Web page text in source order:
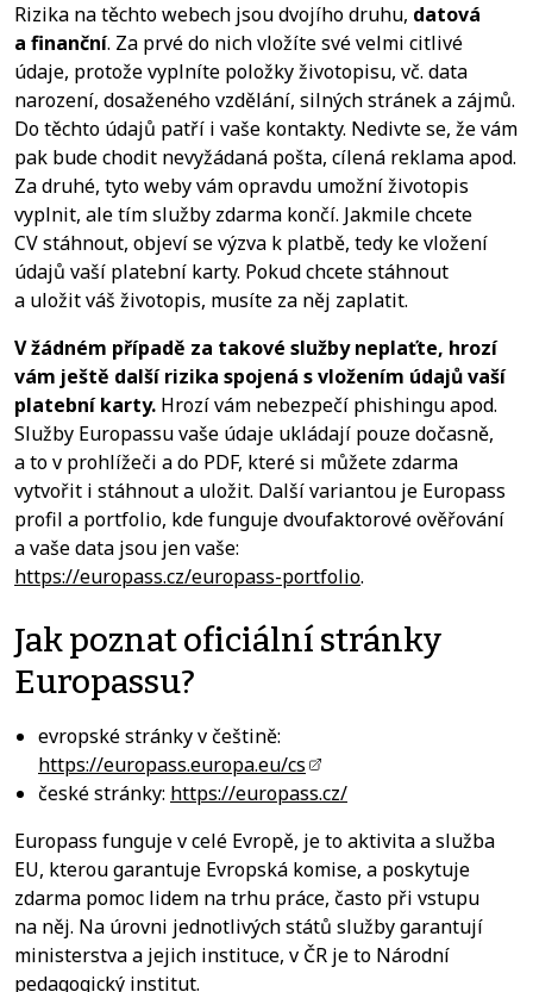
Rizika na těchto webech jsou dvojího druhu, datová
a finanční. Za prvé do nich vložíte své velmi citlivé
údaje, protože vyplníte položky životopisu, vč. data
narození, dosaženého vzdělání, silných stránek a zájmů.
Do těchto údajů patří i vaše kontakty. Nedivte se, že vám
pak bude chodit nevyžádaná pošta, cílená reklama apod.
Za druhé, tyto weby vám opravdu umožní životopis
vyplnit, ale tím služby zdarma končí. Jakmile chcete
CV stáhnout, objeví se výzva k platbě, tedy ke vložení
údajů vaší platební karty. Pokud chcete stáhnout
a uložit váš životopis, musíte za něj zaplatit.
V žádném případě za takové služby neplaťte, hrozí
vám ještě další rizika spojená s vložením údajů vaší
platební karty. Hrozí vám nebezpečí phishingu apod.
Služby Europassu vaše údaje ukládají pouze dočasně,
a to v prohlížeči a do PDF, které si můžete zdarma
vytvořit i stáhnout a uložit. Další variantou je Europass
profil a portfolio, kde funguje dvoufaktorové ověřování
a vaše data jsou jen vaše:
https://europass.cz/europass-portfolio.
Jak poznat oficiální stránky
Europassu?
evropské stránky v češtině:
https://europass.europa.eu/cs
české stránky: https://europass.cz/
Europass funguje v celé Evropě, je to aktivita a služba
EU, kterou garantuje Evropská komise, a poskytuje
zdarma pomoc lidem na trhu práce, často při vstupu
na něj. Na úrovni jednotlivých států služby garantují
ministerstva a jejich instituce, v ČR je to Národní
pedagogický institut.